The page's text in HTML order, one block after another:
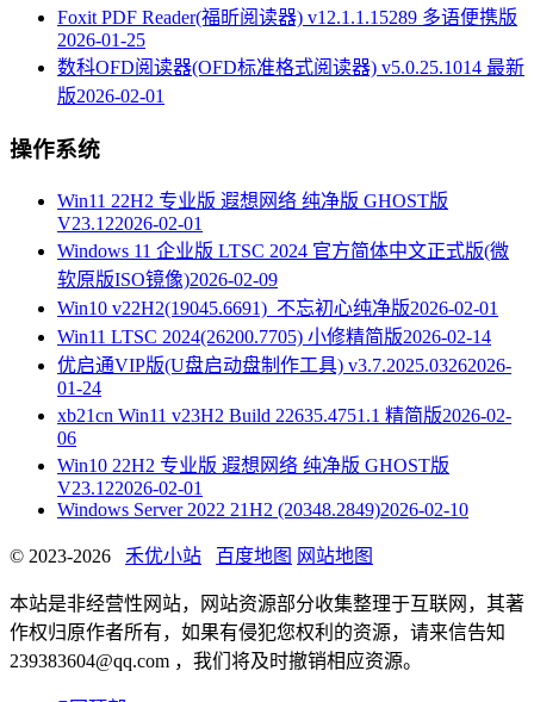
Foxit PDF Reader(福昕阅读器) v12.1.1.15289 多语便携版
2026-01-25
数科OFD阅读器(OFD标准格式阅读器) v5.0.25.1014 最新
版2026-02-01
操作系统
Win11 22H2 专业版 遐想网络 纯净版 GHOST版
V23.122026-02-01
Windows 11 企业版 LTSC 2024 官方简体中文正式版(微
软原版ISO镜像)2026-02-09
Win10 v22H2(19045.6691)_不忘初心纯净版2026-02-01
Win11 LTSC 2024(26200.7705) 小修精简版2026-02-14
优启通VIP版(U盘启动盘制作工具) v3.7.2025.03262026-
01-24
xb21cn Win11 v23H2 Build 22635.4751.1 精简版2026-02-
06
Win10 22H2 专业版 遐想网络 纯净版 GHOST版
V23.122026-02-01
Windows Server 2022 21H2 (20348.2849)2026-02-10
© 2023-2026 禾优小站 百度地图 网站地图
本站是非经营性网站，网站资源部分收集整理于互联网，其著
作权归原作者所有，如果有侵犯您权利的资源，请来信告知
239383604@qq.com ，我们将及时撤销相应资源。